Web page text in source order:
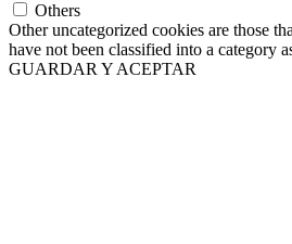
Others
Other uncategorized cookies are those
have not been classified into a category
GUARDAR Y ACEPTAR